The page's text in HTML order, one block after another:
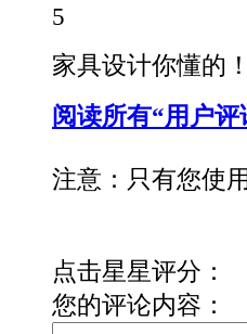
5
家具设计你懂的！
阅读所有“用户
注意：只有您使
点击星星评分：
您的评论内容：